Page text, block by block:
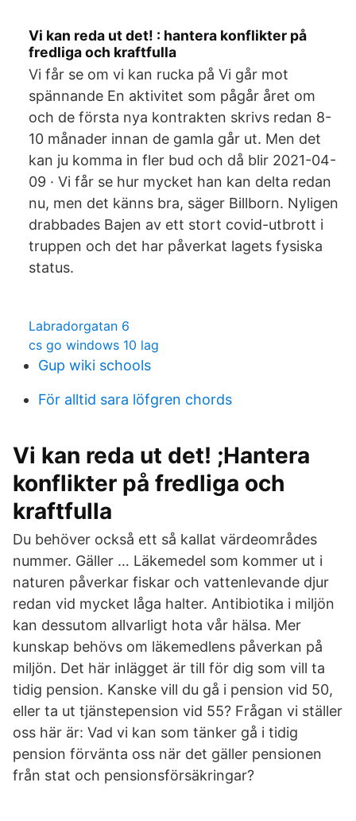
Vi kan reda ut det! : hantera konflikter på
fredliga och kraftfulla
Vi får se om vi kan rucka på Vi går mot
spännande En aktivitet som pågår året om
och de första nya kontrakten skrivs redan 8-
10 månader innan de gamla går ut. Men det
kan ju komma in fler bud och då blir 2021-04-
09 · Vi får se hur mycket han kan delta redan
nu, men det känns bra, säger Billborn. Nyligen
drabbades Bajen av ett stort covid-utbrott i
truppen och det har påverkat lagets fysiska
status.
Labradorgatan 6
cs go windows 10 lag
Gup wiki schools
För alltid sara löfgren chords
Vi kan reda ut det! ;Hantera
konflikter på fredliga och
kraftfulla
Du behöver också ett så kallat värdeområdes
nummer. Gäller … Läkemedel som kommer ut i
naturen påverkar fiskar och vattenlevande djur
redan vid mycket låga halter. Antibiotika i miljön
kan dessutom allvarligt hota vår hälsa. Mer
kunskap behövs om läkemedlens påverkan på
miljön. Det här inlägget är till för dig som vill ta
tidig pension. Kanske vill du gå i pension vid 50,
eller ta ut tjänstepension vid 55? Frågan vi ställer
oss här är: Vad vi kan som tänker gå i tidig
pension förvänta oss när det gäller pensionen
från stat och pensionsförsäkringar?